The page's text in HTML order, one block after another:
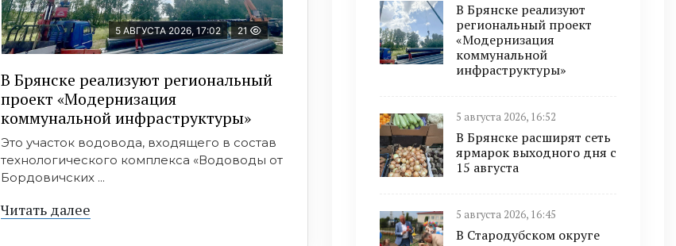
5 АВГУСТА 2026, 17:02 21
В Брянске реализуют региональный
проект «Модернизация
коммунальной инфраструктуры»
Это участок водовода, входящего в состав
технологического комплекса «Водоводы от
Бордовичских ...
Читать далее
В Брянске реализуют
региональный проект
«Модернизация
коммунальной
инфраструктуры»
5 августа 2026, 16:52
В Брянске расширят сеть
ярмарок выходного дня с
15 августа
5 августа 2026, 16:45
В Стародубском округе